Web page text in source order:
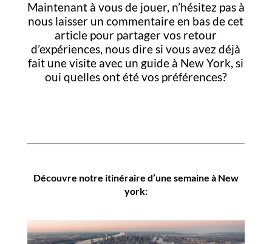
Maintenant à vous de jouer, n’hésitez pas à
nous laisser un commentaire en bas de cet
article pour partager vos retour
d’expériences, nous dire si vous avez déjà
fait une visite avec un guide à New York, si
oui quelles ont été vos préférences?
Découvre notre itinéraire d’une semaine à New
york: